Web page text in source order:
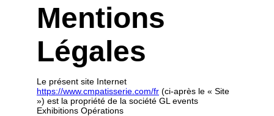
Mentions
Légales
Le présent site Internet
https://www.cmpatisserie.com/fr (ci-après le « Site
») est la propriété de la société GL events
Exhibitions Opérations